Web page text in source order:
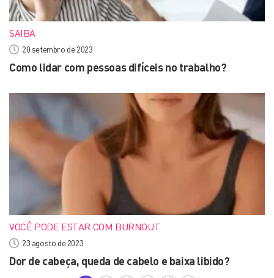
SAIBA
20 setembro de 2023
Como lidar com pessoas difíceis no trabalho?
VOCÊ PODE ESTAR COM BURNOUT
23 agosto de 2023
Dor de cabeça, queda de cabelo e baixa libido?